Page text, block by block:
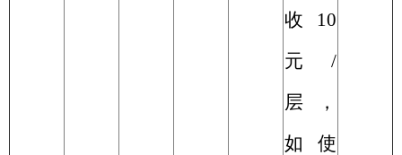
收 10
元 /
层，
如使